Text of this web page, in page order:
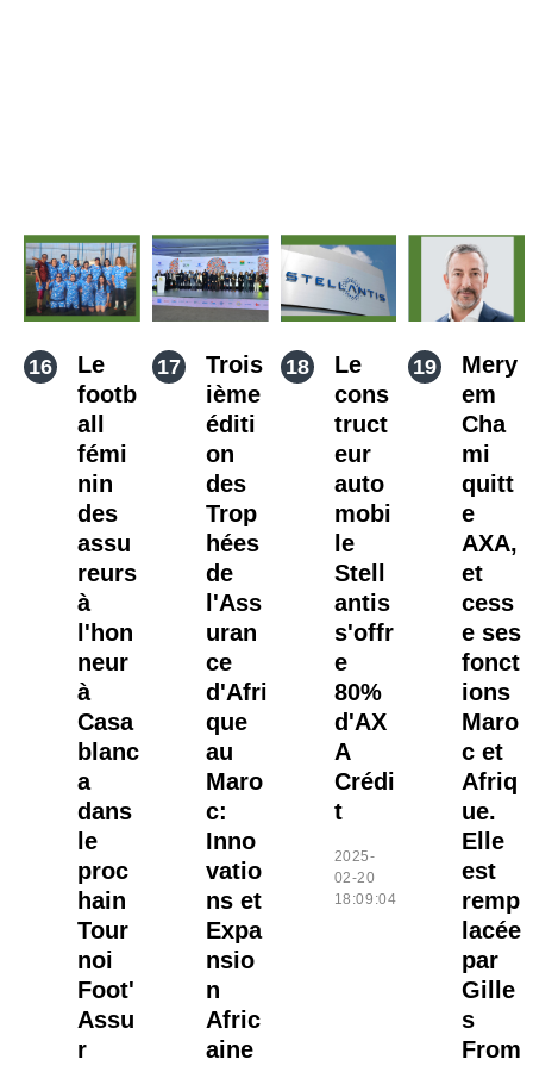
Le
footb
all
fémi
nin
des
assu
reurs
à
l'hon
neur
à
Casa
blanc
a
dans
le
proc
hain
Tour
noi
Foot'
Assu
r
Trois
ième
éditi
on
des
Trop
hées
de
l'Ass
uran
ce
d'Afri
que
au
Maro
c:
Inno
vatio
ns et
Expa
nsio
n
Afric
aine
Le
cons
truct
eur
auto
mobi
le
Stell
antis
s'offr
e
80%
d'AX
A
Crédi
t
2025-
02-20
18:09:04
Mery
em
Cha
mi
quitt
e
AXA,
et
cess
e ses
fonct
ions
Maro
c et
Afriq
ue.
Elle
est
remp
lacée
par
Gille
s
From